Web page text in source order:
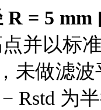
R = 5 mm
并以标
未做滤
Rstd 为